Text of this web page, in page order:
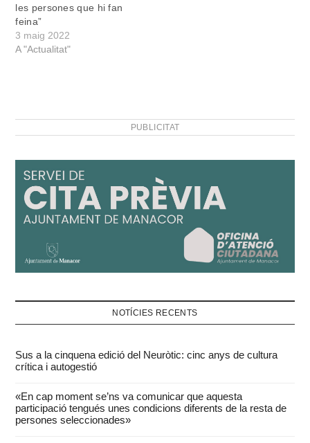
les persones que hi fan
feina”
3 maig 2022
A "Actualitat"
PUBLICITAT
NOTÍCIES RECENTS
Sus a la cinquena edició del Neuròtic: cinc anys de cultura
crítica i autogestió
«En cap moment se’ns va comunicar que aquesta
participació tengués unes condicions diferents de la resta de
persones seleccionades»